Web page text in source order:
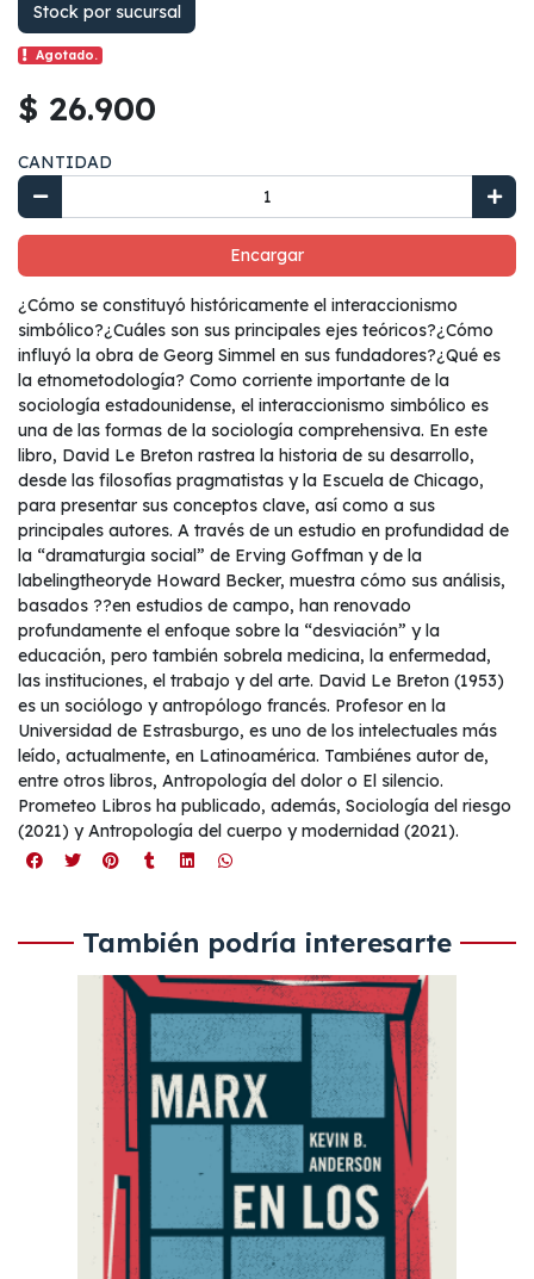
Stock por sucursal
Agotado.
$ 26.900
CANTIDAD
Encargar
¿Cómo se constituyó históricamente el interaccionismo
simbólico?¿Cuáles son sus principales ejes teóricos?¿Cómo
influyó la obra de Georg Simmel en sus fundadores?¿Qué es
la etnometodología? Como corriente importante de la
sociología estadounidense, el interaccionismo simbólico es
una de las formas de la sociología comprehensiva. En este
libro, David Le Breton rastrea la historia de su desarrollo,
desde las filosofías pragmatistas y la Escuela de Chicago,
para presentar sus conceptos clave, así como a sus
principales autores. A través de un estudio en profundidad de
la “dramaturgia social” de Erving Goffman y de la
labelingtheoryde Howard Becker, muestra cómo sus análisis,
basados ??en estudios de campo, han renovado
profundamente el enfoque sobre la “desviación” y la
educación, pero también sobrela medicina, la enfermedad,
las instituciones, el trabajo y del arte. David Le Breton (1953)
es un sociólogo y antropólogo francés. Profesor en la
Universidad de Estrasburgo, es uno de los intelectuales más
leído, actualmente, en Latinoamérica. Tambiénes autor de,
entre otros libros, Antropología del dolor o El silencio.
Prometeo Libros ha publicado, además, Sociología del riesgo
(2021) y Antropología del cuerpo y modernidad (2021).
También podría interesarte